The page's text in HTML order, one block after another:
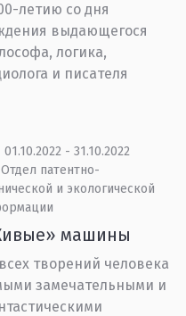
летию со дня
выдающегося
логика,
и писателя
01.10.2022 - 31.10.2022
Отдел патентно-
и экологической
машины
творений человека
замечательными и